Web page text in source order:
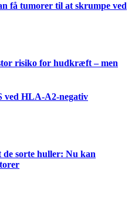
få tumorer til at skrumpe ved
risiko for hudkræft – men
ved HLA-A2-negativ
sorte huller: Nu kan